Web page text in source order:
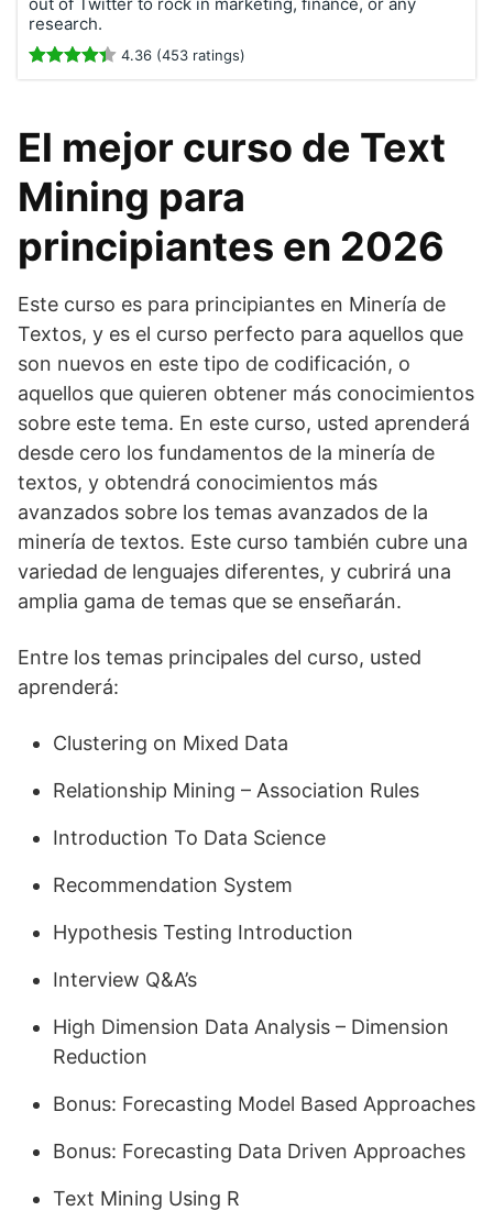
research.
4.36 (453 ratings)
El mejor curso de Text
Mining para
principiantes en 2026
Este curso es para principiantes en Minería de
Textos, y es el curso perfecto para aquellos que
son nuevos en este tipo de codificación, o
aquellos que quieren obtener más conocimientos
sobre este tema. En este curso, usted aprenderá
desde cero los fundamentos de la minería de
textos, y obtendrá conocimientos más
avanzados sobre los temas avanzados de la
minería de textos. Este curso también cubre una
variedad de lenguajes diferentes, y cubrirá una
amplia gama de temas que se enseñarán.
Entre los temas principales del curso, usted
aprenderá:
Clustering on Mixed Data
Relationship Mining – Association Rules
Introduction To Data Science
Recommendation System
Hypothesis Testing Introduction
Interview Q&A’s
High Dimension Data Analysis – Dimension
Reduction
Bonus: Forecasting Model Based Approaches
Bonus: Forecasting Data Driven Approaches
Text Mining Using R